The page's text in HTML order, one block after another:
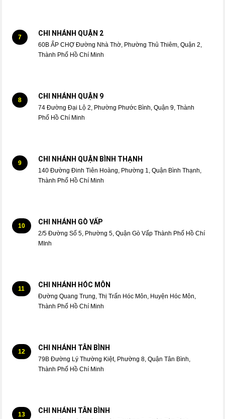
7 CHI NHÁNH QUẬN 2
60B ẤP CHỢ Đường Nhà Thờ, Phường Thủ Thiêm, Quận 2,
Thành Phố Hồ Chí Minh
8 CHI NHÁNH QUẬN 9
74 Đường Đại Lộ 2, Phường Phước Bình, Quận 9, Thành
Phố Hồ Chí Minh
9 CHI NHÁNH QUẬN BÌNH THẠNH
140 Đường Đinh Tiên Hoàng, Phường 1, Quận Bình Thạnh,
Thành Phố Hồ Chí Minh
10 CHI NHÁNH GÒ VẤP
2/5 Đường Số 5, Phường 5, Quận Gò Vấp Thành Phố Hồ Chí
MInh
11 CHI NHÁNH HÓC MÔN
Đường Quang Trung, Thị Trấn Hóc Môn, Huyện Hóc Môn,
Thành Phố Hồ Chí Minh
12 CHI NHÁNH TÂN BÌNH
79B Đường Lý Thường Kiệt, Phường 8, Quận Tân Bình,
Thành Phố Hồ Chí Minh
13 CHI NHÁNH TÂN BÌNH